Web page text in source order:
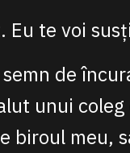
Eu te voi
de
unui
biroul meu,